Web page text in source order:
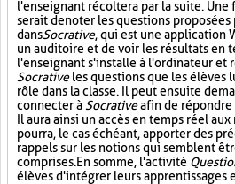
l'enseignant récoltera par la suite.
serait de noter les questions
dansSocrative, qui est une application
un auditoire et de voir les résultats en
l'enseignant s'installe à l'ordinateur et
Socrativeles questions que les élèves
rôle dans la classe. Il peut ensuite
connecter à Socrativeafin de répondre
Il aura ainsi un accès en temps réel
pourra, le cas échéant, apporter des
rappels sur les notions qui semblent
comprises. En somme, l'activité
élèves d'intégrer leurs apprentissages